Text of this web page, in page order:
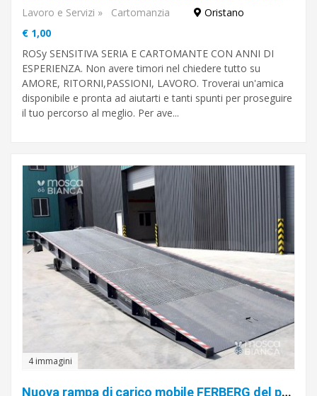
Lavoro e Servizi » Cartomanzia
Oristano
€ 1,00
ROSy SENSITIVA SERIA E CARTOMANTE CON ANNI DI
ESPERIENZA. Non avere timori nel chiedere tutto su
AMORE, RITORNI,PASSIONI, LAVORO. Troverai un'amica
disponibile e pronta ad aiutarti e tanti spunti per proseguire
il tuo percorso al meglio. Per ave...
4 immagini
Nuova rampa di carico mobile FERBERG del produttore